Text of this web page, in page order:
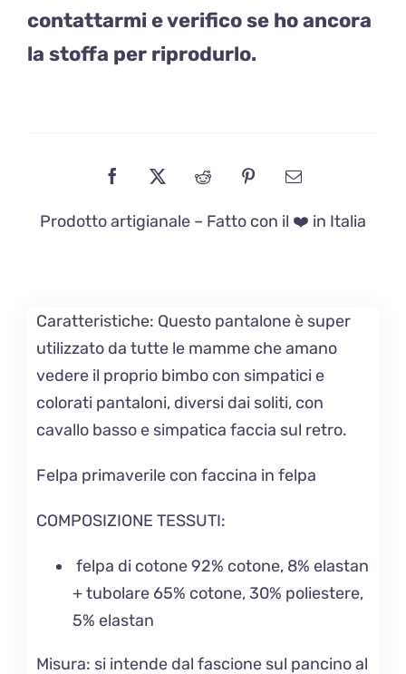
contattarmi e verifico se ho ancora
la stoffa per riprodurlo.
Prodotto artigianale – Fatto con il ❤️ in Italia
Caratteristiche: Questo pantalone è super
utilizzato da tutte le mamme che amano
vedere il proprio bimbo con simpatici e
colorati pantaloni, diversi dai soliti, con
cavallo basso e simpatica faccia sul retro.
Felpa primaverile con faccina in felpa
COMPOSIZIONE TESSUTI:
felpa di cotone 92% cotone, 8% elastan
+ tubolare 65% cotone, 30% poliestere,
5% elastan
Misura: si intende dal fascione sul pancino al